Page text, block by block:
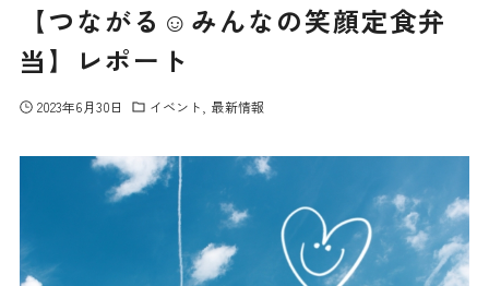
【つながる☺みんなの笑顔定食弁
当】レポート
2023年6月30日 イベント 最新情報